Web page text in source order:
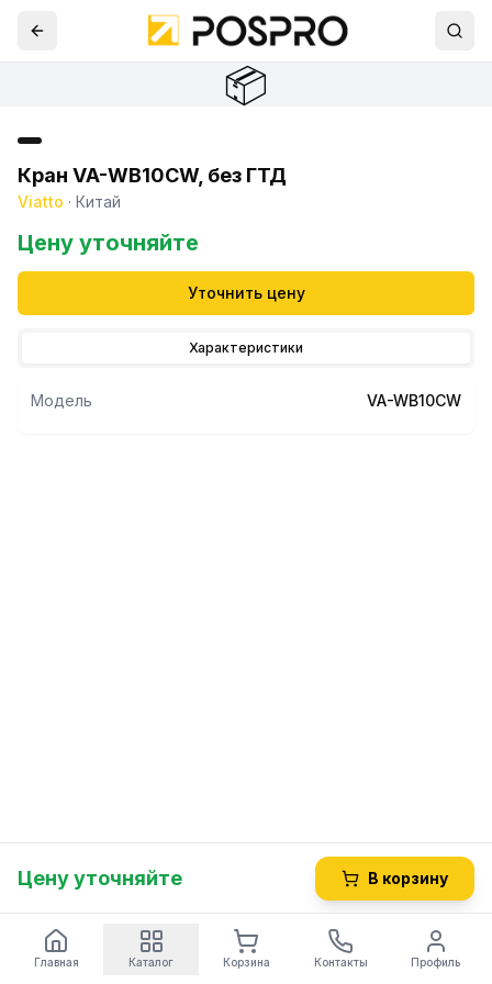
📦
Кран VA-WB10CW, без ГТД
Viatto · Китай
Цену уточняйте
Уточнить цену
Характеристики
Модель VA-WB10CW
Цену уточняйте В корзину
Главная Каталог Корзина Контакты Профиль